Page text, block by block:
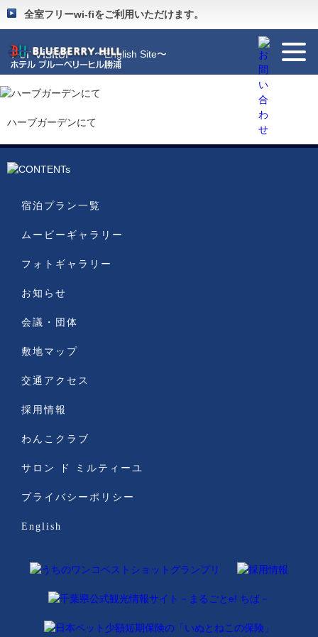
全室フリーwi-fiをご利用いただけます。
Guide 〜施設のご案内〜
For Visitor 〜English Site〜
ハーブガーデンにて
宿泊プラン一覧
ムービーギャラリー
フォトギャラリー
お知らせ
会議・団体
敷地マップ
交通アクセス
採用情報
わんこクラブ
サロン ド ミルティーユ
プライバシーポリシー
English